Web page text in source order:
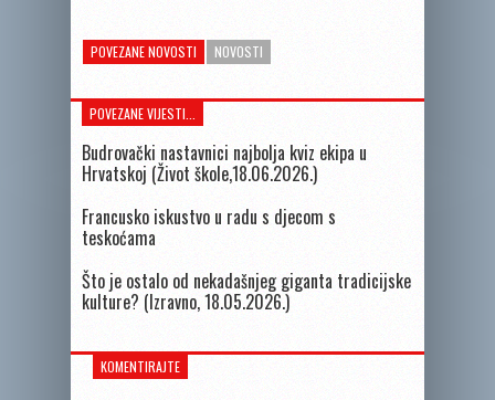
POVEZANE NOVOSTI NOVOSTI
POVEZANE VIJESTI...
Budrovački nastavnici najbolja kviz ekipa u
Hrvatskoj (Život škole,18.06.2026.)
Francusko iskustvo u radu s djecom s
teskoćama
Što je ostalo od nekadašnjeg giganta tradicijske
kulture? (Izravno, 18.05.2026.)
KOMENTIRAJTE